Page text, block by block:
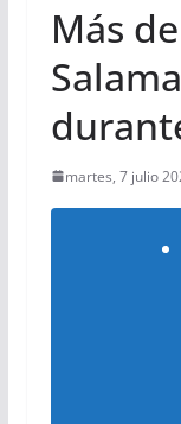
Más
martes, 7 julio